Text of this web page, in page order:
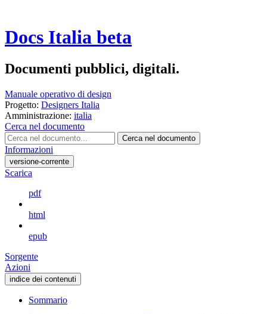
Docs Italia beta
Documenti pubblici, digitali.
Manuale operativo di design
Progetto: Designers Italia
Amministrazione: italia
Cerca nel documento
Cerca nel documento
Informazioni
versione-corrente
Scarica
pdf
html
epub
Sorgente
Azioni
indice dei contenuti
Sommario